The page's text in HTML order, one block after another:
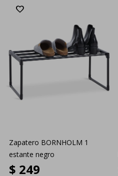
Zapatero BORNHOLM 1
estante negro
$ 249